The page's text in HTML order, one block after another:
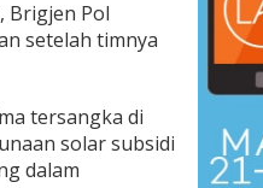
Brigjen Pol
setelah timnya
tersangka di
solar subsidi
dalam